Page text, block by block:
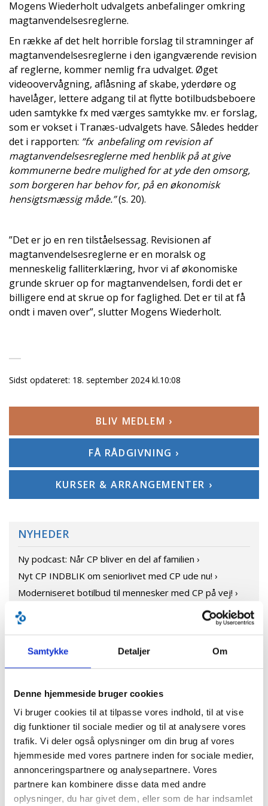
Samtykke Detaljer Om
Denne hjemmeside bruger cookies
Vi bruger cookies til at tilpasse vores indhold, til at vise
dig funktioner til sociale medier og til at analysere vores
trafik. Vi deler også oplysninger om din brug af vores
hjemmeside med vores partnere inden for sociale medier,
annonceringspartnere og analysepartnere. Vores
partnere kan kombinere disse data med andre
oplysninger, du har givet dem, eller som de har indsamlet
Mogens Wiederholt udvalgets anbefalinger omkring
magtanvendelsesreglerne.
En række af det helt horrible forslag til stramninger af
magtanvendelsesreglerne i den igangværende revision
af reglerne, kommer nemlig fra udvalget. Øget
videoovervågning, aflåsning af skabe, yderdøre og
havelåger, lettere adgang til at flytte botilbudsbeboere
uden samtykke fx med værges samtykke mv. er forslag,
som er vokset i Tranæs-udvalgets have. Således hedder
det i rapporten: ”fx anbefaling om revision af
magtanvendelsesreglerne med henblik på at give
kommunerne bedre mulighed for at yde den omsorg,
som borgeren har behov for, på en økonomisk
hensigtsmæssig måde.”(s. 20).
”Det er jo en ren tilståelsessag. Revisionen af
magtanvendelsesreglerne er en moralsk og
menneskelig falliterklæring, hvor vi af økonomiske
grunde skruer op for magtanvendelsen, fordi det er
billigere end at skrue op for faglighed. Det er til at få
ondt i maven over”, slutter Mogens Wiederholt.
Sidst opdateret: 18. september 2024 kl.10:08
BLIV MEDLEM ›
FÅ RÅDGIVNING ›
KURSER & ARRANGEMENTER ›
NYHEDER
Ny podcast: Når CP bliver en del af familien ›
Nyt CP INDBLIK om seniorlivet med CP ude nu! ›
Moderniseret botilbud til mennesker med CP på vej! ›
På cykel til Paris ›
CP Danmark får ny direktør ›
Katastrofal politisk aftale om handicapområdet ›
Demonstration den 22. maj ›
CP Danmark skriver under på åbent brev til regeringen ›
Udkast fra forhandlinger om ny aftale for
handicapområdet bekymrer! ›
Emma Lund vinder Helene Elsass Prisen 2024 ›
Tranæs-udvalget er udkommet med sin endelige
rapport